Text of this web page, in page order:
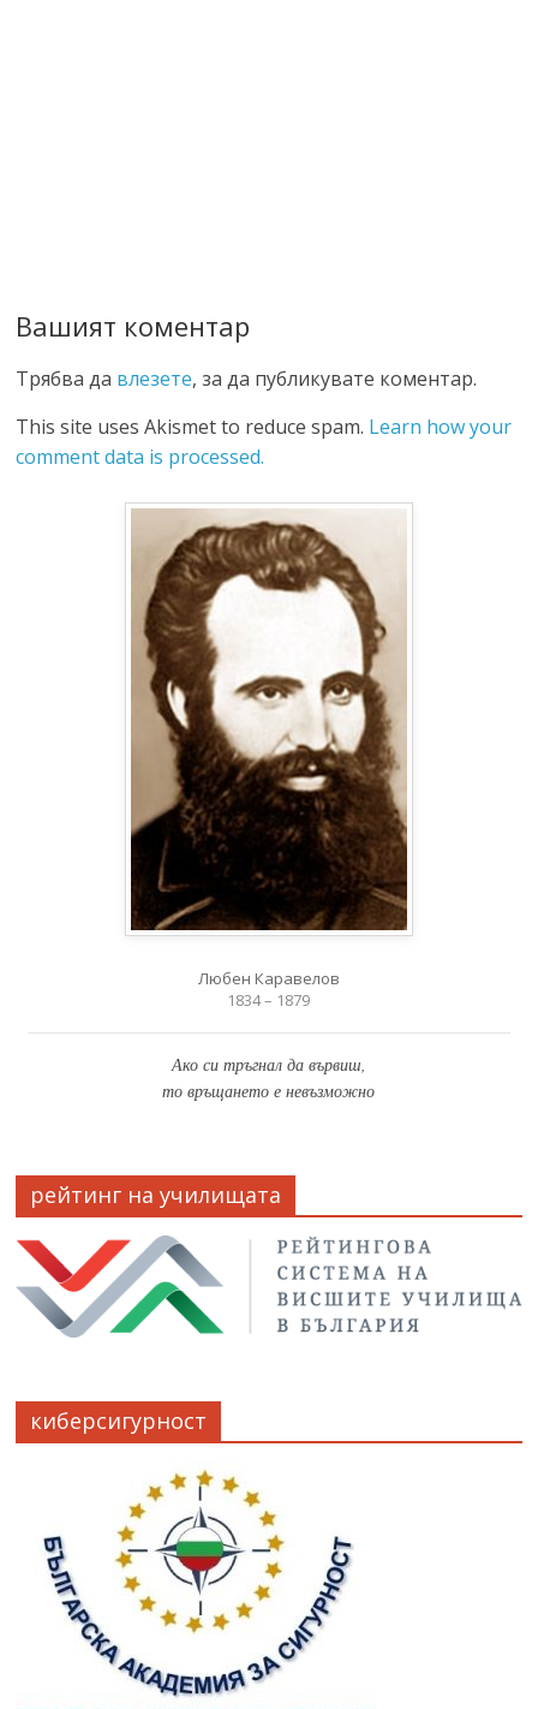
Вашият коментар
Трябва да влезете, за да публикувате коментар.
This site uses Akismet to reduce spam. Learn how your
comment data is processed.
Любен Каравелов
1834 – 1879
Ако си тръгнал да вървиш,
то връщането е невъзможно
рейтинг на училищата
киберсигурност